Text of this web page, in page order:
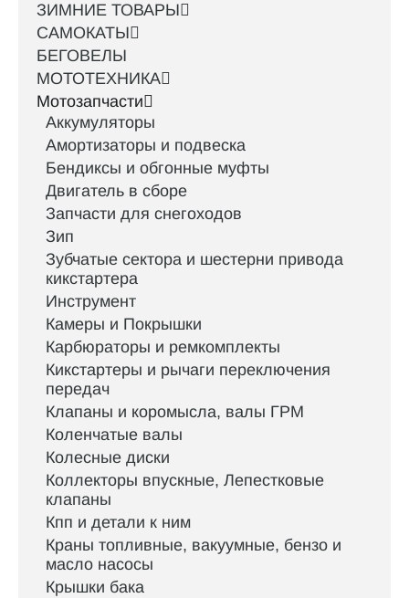
ЗИМНИЕ ТОВАРЫ
САМОКАТЫ
БЕГОВЕЛЫ
МОТОТЕХНИКА
Мотозапчасти
Аккумуляторы
Амортизаторы и подвеска
Бендиксы и обгонные муфты
Двигатель в сборе
Запчасти для снегоходов
Зип
Зубчатые сектора и шестерни привода
кикстартера
Инструмент
Камеры и Покрышки
Карбюраторы и ремкомплекты
Кикстартеры и рычаги переключения
передач
Клапаны и коромысла, валы ГРМ
Коленчатые валы
Колесные диски
Коллекторы впускные, Лепестковые
клапаны
Кпп и детали к ним
Краны топливные, вакуумные, бензо и
масло насосы
Крышки бака